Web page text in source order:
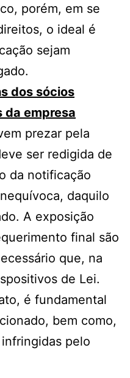
porém, em se
o ideal é
sejam
dos sócios
da empresa
prezar pela
ser redigida de
da notificação
daquilo
A exposição
final são
que, na
de Lei.
é fundamental
bem como,
pelo